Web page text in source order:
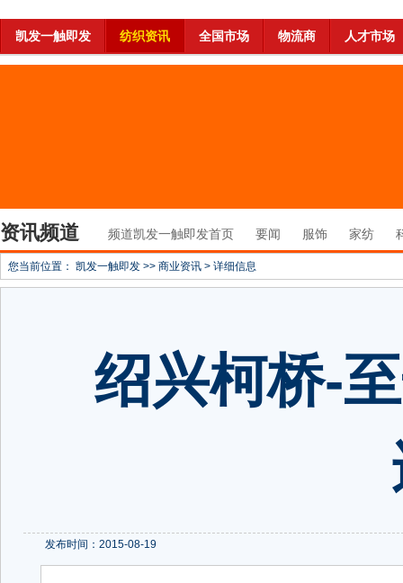
凯发一触即发 纺织资讯 全国市场 物流商 人才市场
资讯频道 频道凯发一触即发首页 要闻 服饰 家纺
您当前位置： 凯发一触即发 >> 商业资讯 > 详细信息
绍兴柯桥-
发布时间：2015-08-19